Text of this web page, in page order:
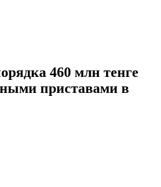
460 млн тенге
приставами в